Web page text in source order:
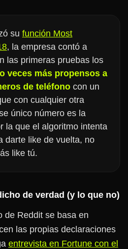
su función Most
, la empresa contó a
las primeras pruebas los
veces más propensos a
de teléfono con un
con cualquier otra
único número es la
la que el algoritmo intenta
darte like de vuelta, no
like tú.
de verdad (y lo que no)
de Reddit se basa en
las propias declaraciones
entrevista en Fortune con el